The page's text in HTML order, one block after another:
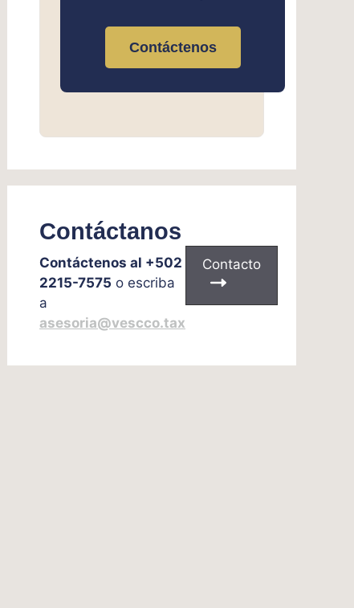
Contáctenos
Contáctanos
Contáctenos al +502
2215-7575 o escriba
a
asesoria@vescco.tax
Contacto